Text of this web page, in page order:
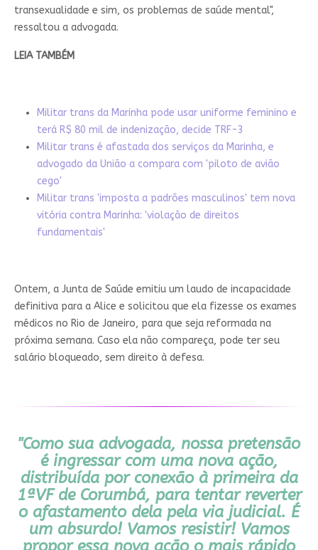
transexualidade e sim, os problemas de saúde mental",
ressaltou a advogada.
LEIA TAMBÉM
Militar trans da Marinha pode usar uniforme feminino e
terá R$ 80 mil de indenização, decide TRF-3
Militar trans é afastada dos serviços da Marinha, e
advogado da União a compara com 'piloto de avião
cego'
Militar trans 'imposta a padrões masculinos' tem nova
vitória contra Marinha: 'violação de direitos
fundamentais'
Ontem, a Junta de Saúde emitiu um laudo de incapacidade
definitiva para a Alice e solicitou que ela fizesse os exames
médicos no Rio de Janeiro, para que seja reformada na
próxima semana. Caso ela não compareça, pode ter seu
salário bloqueado, sem direito à defesa.
"Como sua advogada, nossa pretensão
é ingressar com uma nova ação,
distribuída por conexão à primeira da
1ªVF de Corumbá, para tentar reverter
o afastamento dela pela via judicial. É
um absurdo! Vamos resistir! Vamos